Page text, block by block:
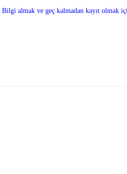
Bilgi almak ve geç kalmadan kayıt olmak